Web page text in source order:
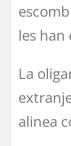
les
La
alinea